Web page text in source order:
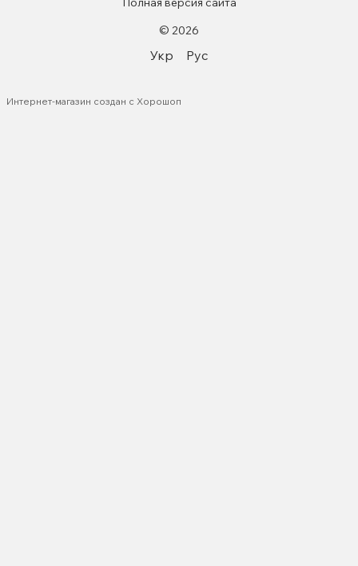
© 2026
Укр Рус
Интернет-магазин создан с Хорошоп